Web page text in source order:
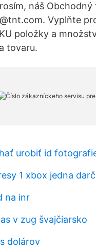
náš Obchodný
Vyplňte
položky a
tovaru.
urobiť id
1 xbox jedna
na inr
v zug švajčiarsko
dolárov